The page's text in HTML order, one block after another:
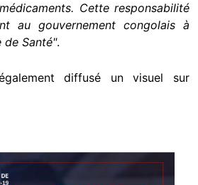
Cette responsabilité
au gouvernement congolais à
de Santé".
diffusé un visuel sur